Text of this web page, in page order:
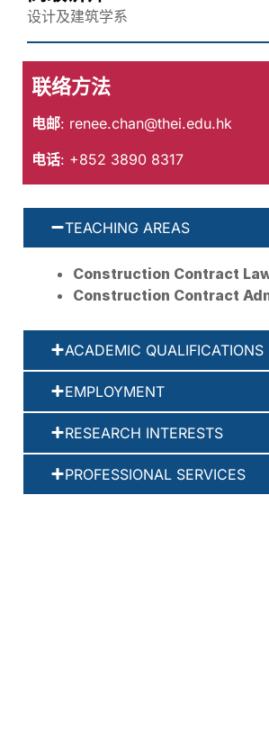
设计及建筑学系
联络方法
电邮: renee.chan@thei.edu.hk
电话: +852 3890 8317
TEACHING AREAS
Construction Contract
Construction Contract
ACADEMIC QUALIFICATIONS
EMPLOYMENT
RESEARCH INTERESTS
PROFESSIONAL SERVICES